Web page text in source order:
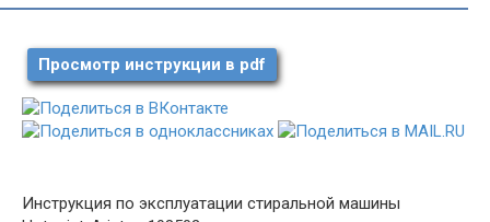
Просмотр инструкции в pdf
Инструкция по эксплуатации стиральной машины